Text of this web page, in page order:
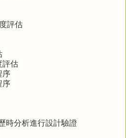
評估
評估
序
序
時分析進行設計驗證